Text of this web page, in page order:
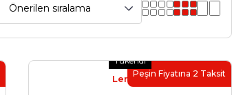
Tükendi
Peşin Fiyatına 2 Taksit
Lenovo